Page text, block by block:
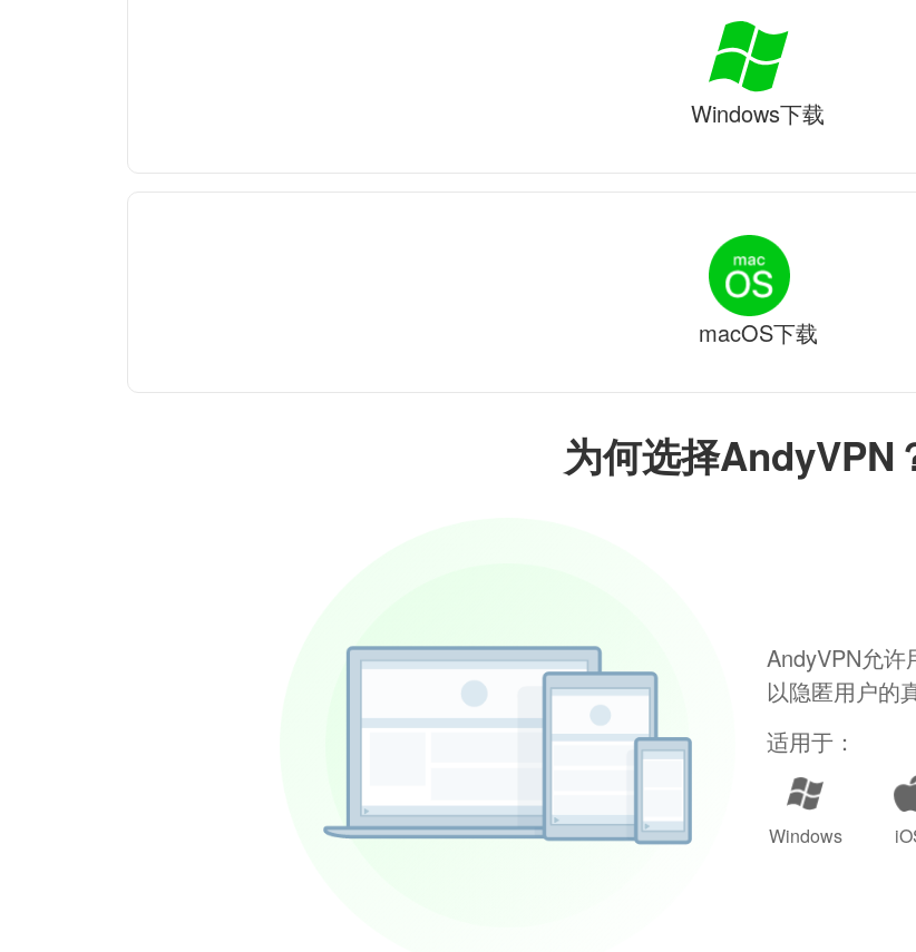
为何选择AndyVPN
AndyVPN允
以隐匿用户的
适用于：
Windows
Windows下载
macOS下载